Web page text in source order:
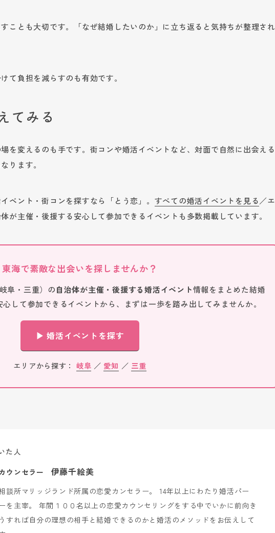
ことも大切です。「なぜ結婚したいのか」に立ち返ると気持ちが整理され
て負担を減らすのも有効です。
てみる
を変えるのも手です。街コンや婚活イベントなど、対面で自然に出会える
ります。
ベント・街コンを探すなら「とう恋」。 すべての婚活イベントを見る／エ
が主催・後援する安心して参加できるイベントも多数掲載しています。
東海で素敵な出会いを探しませんか？
阜・三重）の自治体が主催・後援する婚活イベント情報をまとめた結婚
して参加できるイベントから、まずは一歩を踏み出してみませんか。
▶ 婚活イベントを探す
エリアから探す： 岐阜 ／ 愛知 ／ 三重
た人
ウンセラー
伊藤千絵美
談所マリッジランド所属の恋愛カンセラー。 14年以上にわたり婚活パー
を主宰。 年間１００名以上の恋愛カウンセリングをする中でいかに前向き
すれば自分の理想の相手と結婚できるのかと婚活のメソッドをお伝えして